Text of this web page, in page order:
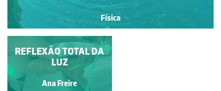
Física
REALIDADE VIRTUAL
E AUMENTADA
Sónia Gouveia
REFLEXÃO TOTAL DA
LUZ
Ana Freire